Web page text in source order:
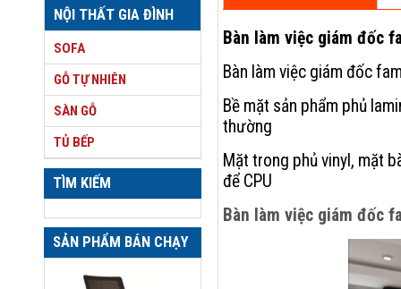
NỘI THẤT GIA ĐÌNH
SOFA
GỖ TỰ NHIÊN
SÀN GỖ
TỦ BẾP
TÌM KIẾM
SẢN PHẨM BÁN CHẠY
Bàn làm việc giám đốc
Bàn làm việc giám đốc
Bề mặt sản phẩm phủ
thường
Mặt trong phủ vinyl, mặt
để CPU
Bàn làm việc giám đốc